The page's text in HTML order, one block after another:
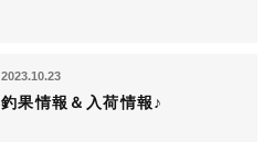
2023.10.23
釣果情報＆入荷情報♪